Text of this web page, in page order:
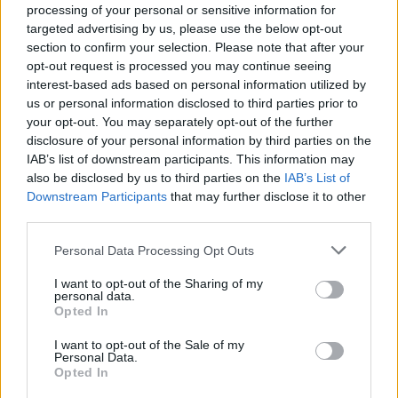
processing of your personal or sensitive information for
targeted advertising by us, please use the below opt-out
section to confirm your selection. Please note that after your
opt-out request is processed you may continue seeing
interest-based ads based on personal information utilized by
us or personal information disclosed to third parties prior to
your opt-out. You may separately opt-out of the further
disclosure of your personal information by third parties on the
IAB’s list of downstream participants. This information may
also be disclosed by us to third parties on the IAB’s List of
Downstream Participants that may further disclose it to other
Please note that this website/app uses one or more Google
not limited to your visit or usage behaviour. You may click to
grant or deny consent to Google and its third-party tags to
use your data for below specified purposes in below Google
consent section.
Personal Data Processing Opt Outs
I want to opt-out of the Sharing of my
personal data.
Opted In
I want to opt-out of the Sale of my
Personal Data.
Opted In
Valeris hadnagy is. Kapcsolatot keresett és talált az
ellenséges oldalon is.
Vannak olyan egyéniségek, akik békében nem érzik
jól magukat, a háború az igazi lételemük. Chang
tábornok egy ilyen típusú harcos volt a Klingon
Birodalomban. Chang nagy hírnevet szerzett
meggyőződése volt a kezdetektől, hogy a Birodalom
legfőbb ellensége a Föderáció. Azonban ő is azt